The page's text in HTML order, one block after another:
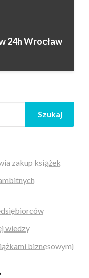
24h Wrocław
Szukaj
zakup książek
wiedzy
biznesowymi